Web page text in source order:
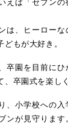
えば「セブンの
は、ヒーローな
もが大好き。
卒園を目前に
卒園式を楽し
、小学校への入
ンが見守ります